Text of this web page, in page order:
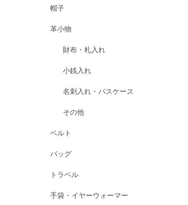
帽子
革小物
財布・札入れ
小銭入れ
名刺入れ・パスケース
その他
ベルト
バッグ
トラベル
手袋・イヤーウォーマー